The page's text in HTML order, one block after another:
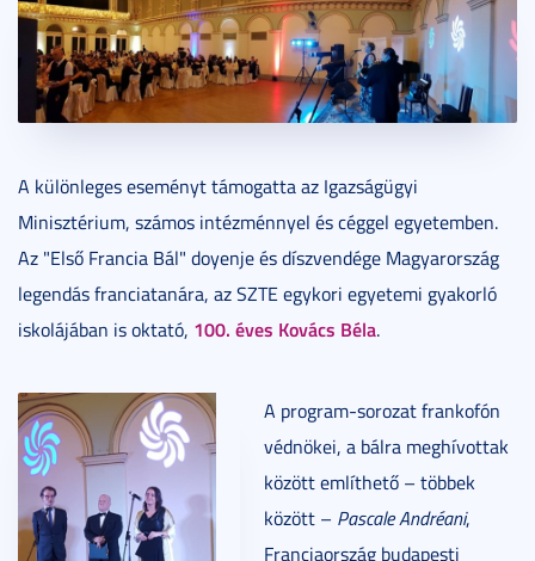
A különleges eseményt támogatta az Igazságügyi
Minisztérium, számos intézménnyel és céggel egyetemben.
Az "Első Francia Bál" doyenje és díszvendége Magyarország
legendás franciatanára, az SZTE egykori egyetemi gyakorló
iskolájában is oktató, 100. éves Kovács Béla.
A program-sorozat frankofón
védnökei, a bálra meghívottak
között említhető – többek
között – Pascale Andréani,
Franciaország budapesti